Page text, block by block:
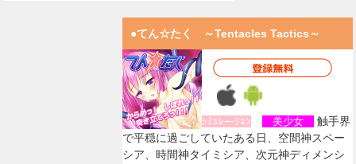
●てん☆たく ～Tentacles Tactics～
ｼﾐｭﾚーｼｮﾝ 美少女
触手界
で平穏に過ごしていたある日、空間神スペー
シア、時間神タイミシア、次元神ディメンシ